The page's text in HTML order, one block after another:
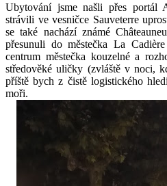
Ubytování jsme našli přes
strávili ve vesničce Sauveterre
se také nachází známé
přesunuli do městečka La
centrum městečka kouzelné a
středověké uličky (zvláště v noci,
příště bych z čistě logistického
moři.